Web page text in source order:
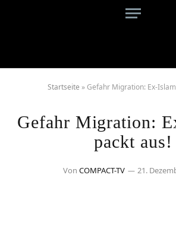
Startseite »Gefahr Migration: Ex-
Gefahr Migration:
packt aus!
Von COMPACT-TV 21.